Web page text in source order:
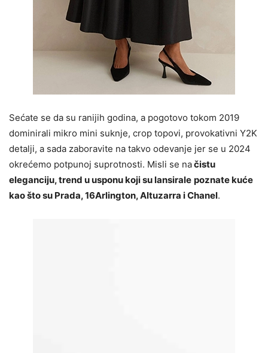
Sećate se da su ranijih godina, a pogotovo tokom 2019
dominirali mikro mini suknje, crop topovi, provokativni Y2K
detalji, a sada zaboravite na takvo odevanje jer se u 2024
okrećemo potpunoj suprotnosti. Misli se načistu
eleganciju, trend u usponu koji su lansirale poznate kuće
kao što su Prada, 16Arlington, Altuzarra i Chanel.